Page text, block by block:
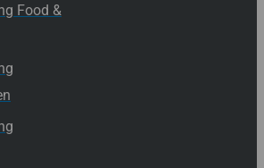
Food &